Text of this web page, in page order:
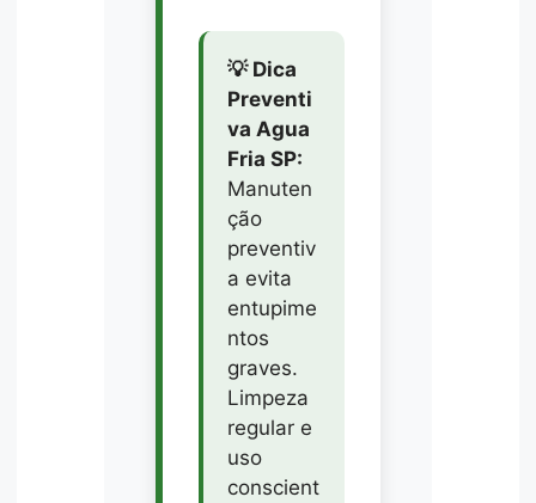
💡 Dica
Preventi
va Agua
Fria SP:
Manuten
ção
preventiv
a evita
entupime
ntos
graves.
Limpeza
regular e
uso
conscient